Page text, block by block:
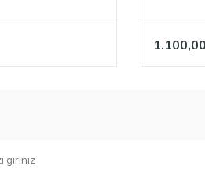
1.100,00